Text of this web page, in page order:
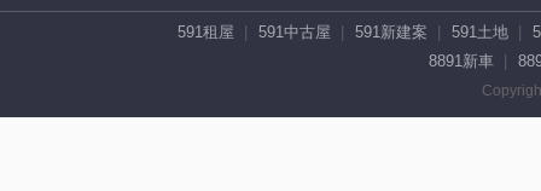
591租屋 591中古屋 591新建案 591土地
8891新車